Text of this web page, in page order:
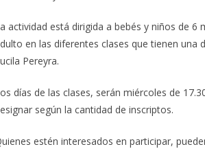
actividad está dirigida a bebés y niños de
en las diferentes clases que tienen una
Pereyra.
días de las clases, serán miércoles de
según la cantidad de inscriptos.
estén interesados en participar,